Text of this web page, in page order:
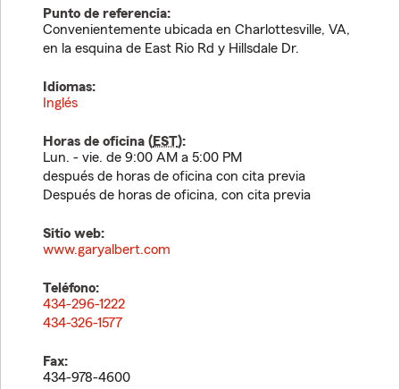
Punto de referencia:
Convenientemente ubicada en Charlottesville, VA,
en la esquina de East Rio Rd y Hillsdale Dr.
Idiomas:
Inglés
Horas de oficina (EST):
Lun. - vie. de 9:00 AM a 5:00 PM
después de horas de oficina con cita previa
Después de horas de oficina, con cita previa
Sitio web:
www.garyalbert.com
Teléfono:
434-296-1222
434-326-1577
Fax:
434-978-4600